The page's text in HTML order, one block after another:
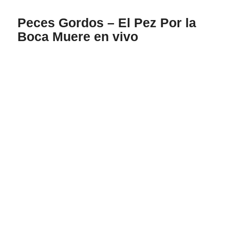
Peces Gordos – El Pez Por la
Boca Muere en vivo